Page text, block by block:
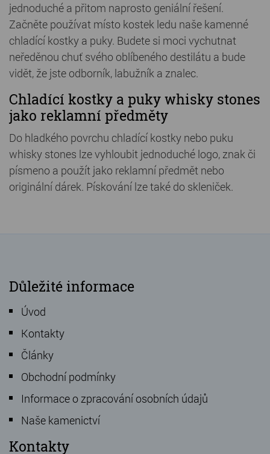
jednoduché a přitom naprosto geniální řešení.
Začněte používat místo kostek ledu naše kamenné
chladící kostky a puky. Budete si moci vychutnat
neředěnou chuť svého oblíbeného destilátu a bude
vidět, že jste odborník, labužník a znalec.
Chladící kostky a puky whisky stones
jako reklamní předměty
Do hladkého povrchu chladící kostky nebo puku
whisky stones lze vyhloubit jednoduché logo, znak či
písmeno a použít jako reklamní předmět nebo
originální dárek. Pískování lze také do skleniček.
Důležité informace
Úvod
Kontakty
Články
Obchodní podmínky
Informace o zpracování osobních údajů
Naše kamenictví
Kontakty